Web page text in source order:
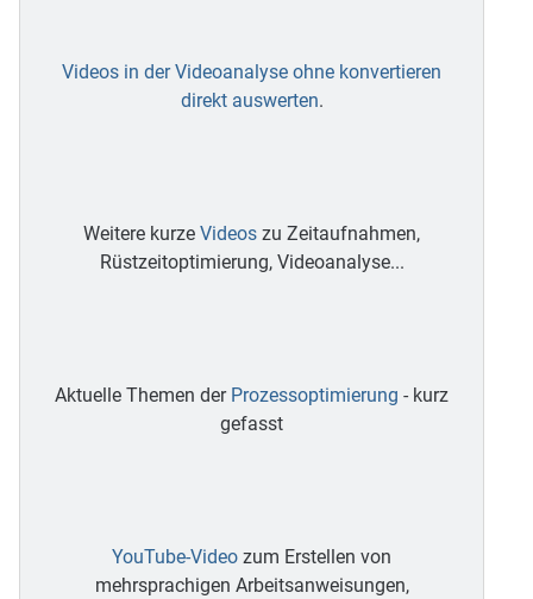
Videos in der Videoanalyse ohne konvertieren
direkt auswerten.
Weitere kurze Videos zu Zeitaufnahmen,
Rüstzeitoptimierung, Videoanalyse...
Aktuelle Themen der Prozessoptimierung - kurz
gefasst
YouTube-Video zum Erstellen von
mehrsprachigen Arbeitsanweisungen,